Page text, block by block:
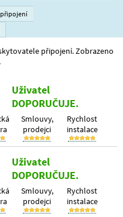
připojení
připojení. Zobrazeno
Uživatel
DOPORUČUJE.
Smlouvy,
prodejci
Rychlost
instalace
Uživatel
DOPORUČUJE.
Smlouvy,
prodejci
Rychlost
instalace